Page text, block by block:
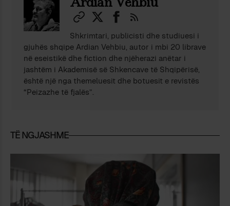
Shkrimtari, publicisti dhe studiuesi i
gjuhës shqipe Ardian Vehbiu, autor i mbi 20 librave
në eseistikë dhe fiction dhe njëherazi anëtar i
jashtëm i Akademisë së Shkencave të Shqipërisë,
është një nga themeluesit dhe botuesit e revistës
“Peizazhe të fjalës”.
TË NGJASHME